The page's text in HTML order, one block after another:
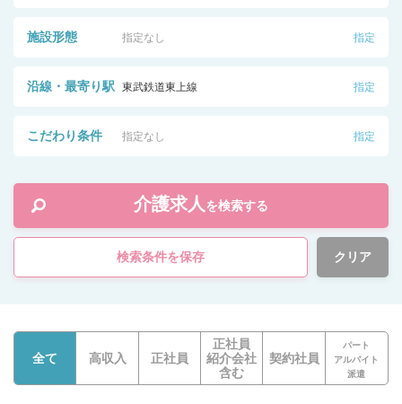
施設形態 指定なし 指定
沿線・最寄り駅 東武鉄道東上線 指定
こだわり条件 指定なし 指定
介護求人 を検索する
検索条件を保存 クリア
全て 高収入 正社員
正社員
紹介会社
含む
契約社員
パート
アルバイト
派遣